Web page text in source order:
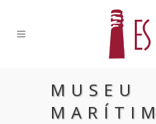
MUSEU
MARÍTIM